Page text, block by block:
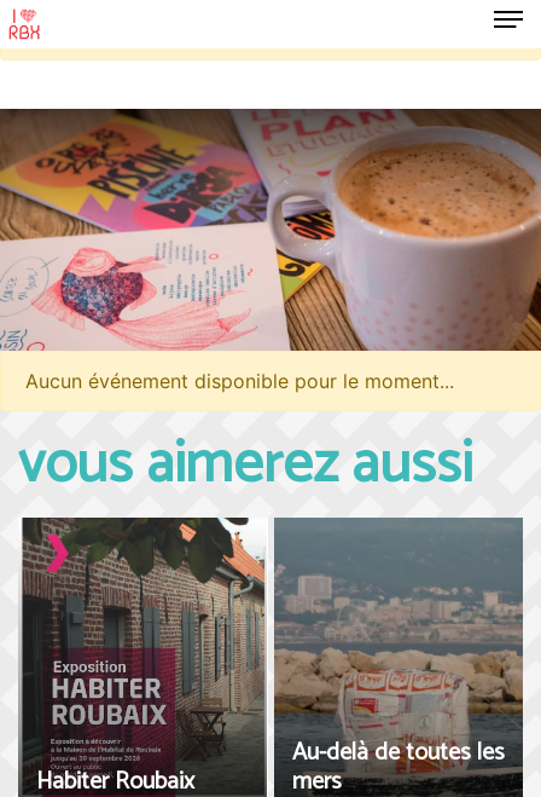
Aucun événement disponible pour le moment...
Aucun événement disponible pour le moment...
vous aimerez aussi
Habiter Roubaix
Au-delà de toutes les
mers